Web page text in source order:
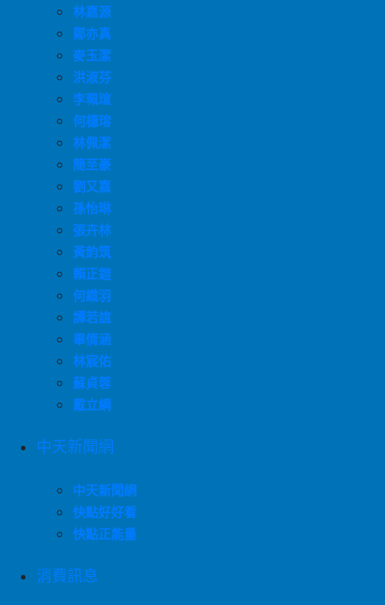
林嘉源
鄭亦真
麥玉潔
洪淑芬
李珮瑄
何橞瑢
林佩潔
簡至豪
劉又嘉
孫怡琳
張卉林
黃韵筑
賴正鎧
何織羽
譚若誼
畢倩涵
林宸佑
蘇貞蓉
戴立綱
中天新聞網
中天新聞網
快點好好看
快點正能量
消費訊息